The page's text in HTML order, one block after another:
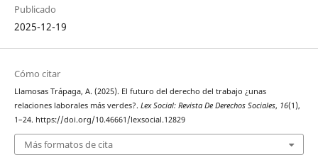
Publicado
2025-12-19
Cómo citar
Llamosas Trápaga, A. (2025). El futuro del derecho del trabajo ¿unas
relaciones laborales más verdes?. Lex Social: Revista De Derechos Sociales, 16(1),
1–24. https://doi.org/10.46661/lexsocial.12829
Más formatos de cita